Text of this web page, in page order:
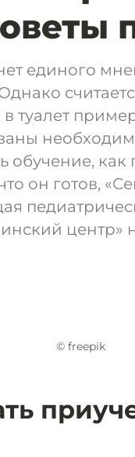
единого
туалет
обучение, как
он готов,
© freepik